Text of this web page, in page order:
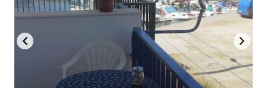
mark
the
mark
key
to
get
the